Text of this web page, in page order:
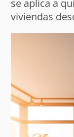
se aplica a
viviendas